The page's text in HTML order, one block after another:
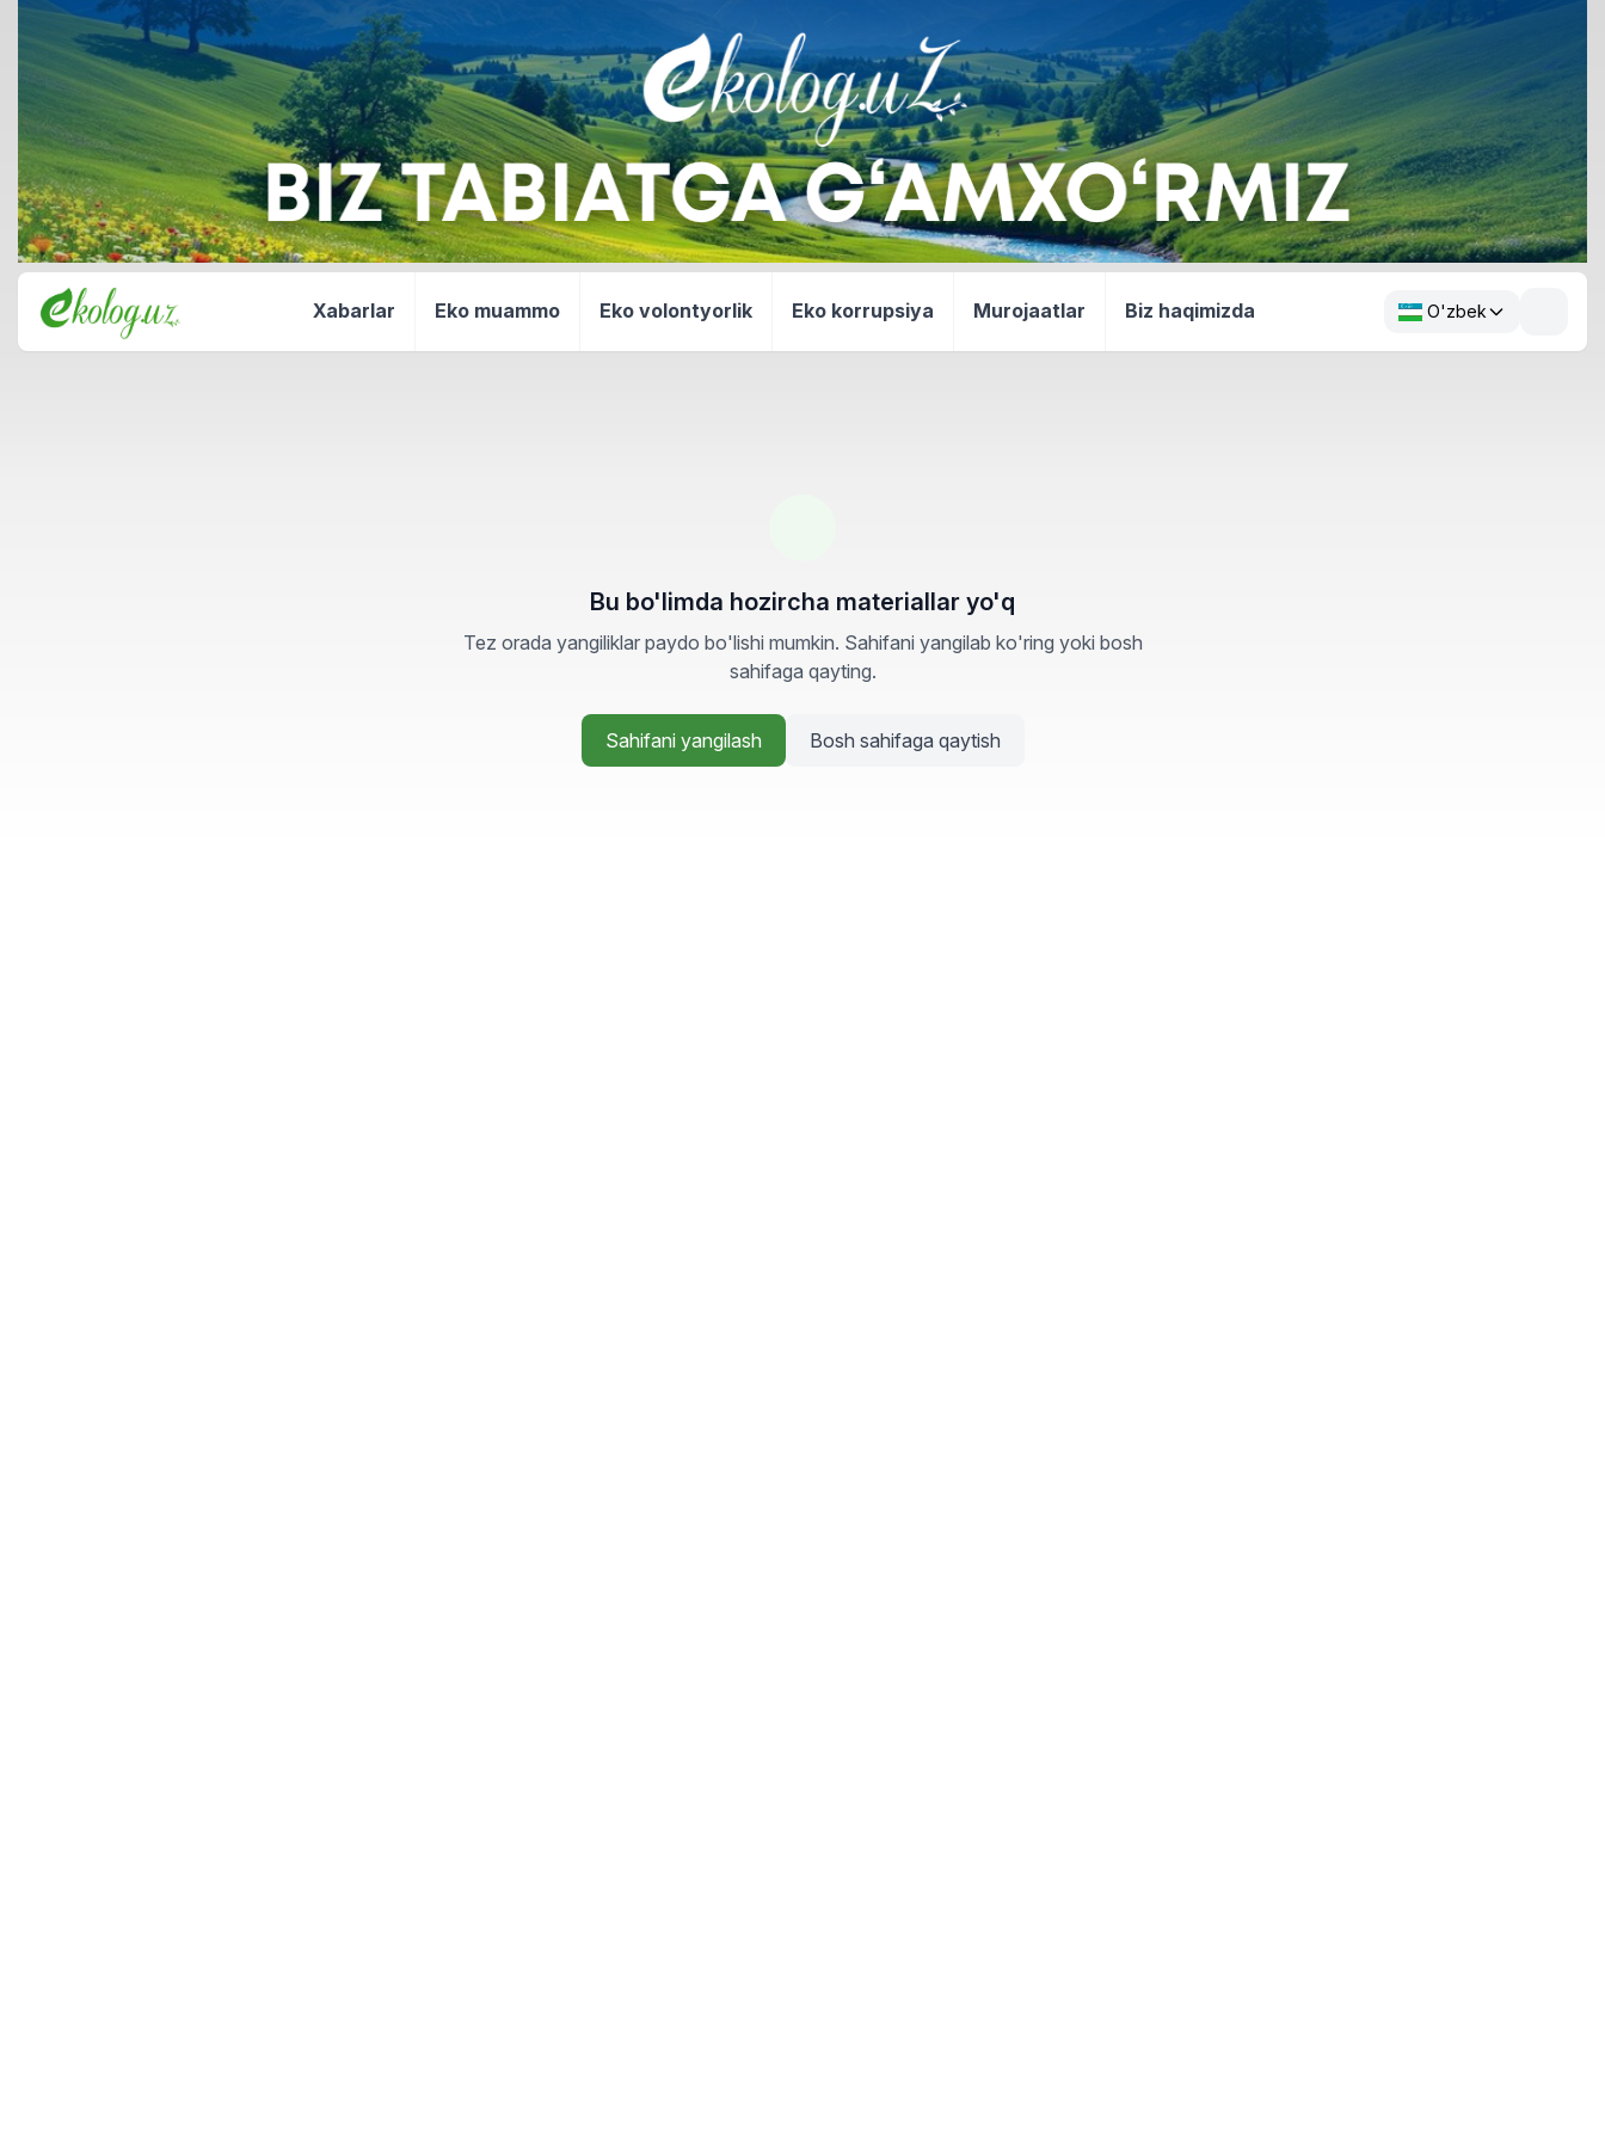
Xabarlar Eko muammo Eko volontyorlik Eko korrupsiya Murojaatlar Biz haqimizda O'zbek
Bu bo'limda hozircha materiallar yo'q
Tez orada yangiliklar paydo bo'lishi mumkin. Sahifani yangilab ko'ring yoki bosh
sahifaga qayting.
Sahifani yangilash Bosh sahifaga qaytish